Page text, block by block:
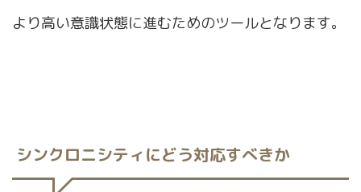
より高い意識状態に進むためのツールとなります。
シンクロニシティにどう対応すべきか